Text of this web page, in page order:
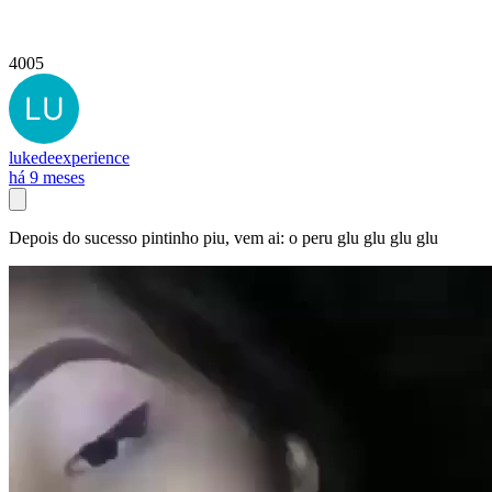
4005
lukedeexperience
há 9 meses
Depois do sucesso pintinho piu, vem ai: o peru glu glu glu glu